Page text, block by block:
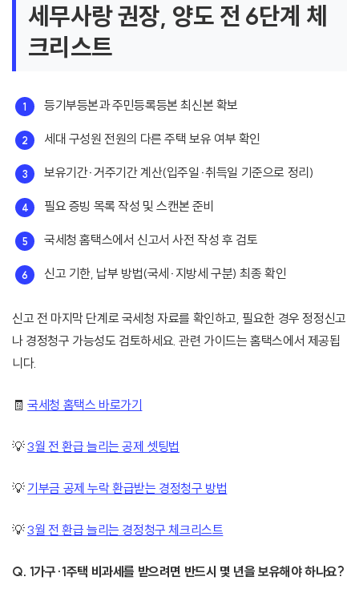
세무사랑 권장, 양도 전 6단계 체
크리스트
등기부등본과 주민등록등본 최신본 확보
세대 구성원 전원의 다른 주택 보유 여부 확인
보유기간·거주기간 계산(입주일·취득일 기준으로 정리)
필요 증빙 목록 작성 및 스캔본 준비
국세청 홈택스에서 신고서 사전 작성 후 검토
신고 기한, 납부 방법(국세·지방세 구분) 최종 확인
신고 전 마지막 단계로 국세청 자료를 확인하고, 필요한 경우 정정신고
나 경정청구 가능성도 검토하세요. 관련 가이드는 홈택스에서 제공됩
니다.
🧾국세청 홈택스 바로가기
💡3월 전 환급 늘리는 공제 셋팅법
💡 기부금 공제 누락 환급받는 경정청구 방법
💡3월 전 환급 늘리는 경정청구 체크리스트
Q. 1가구·1주택 비과세를 받으려면 반드시 몇 년을 보유해야 하나요?